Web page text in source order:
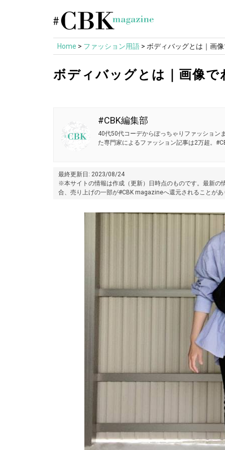
content
Home > ファッション用語 > ボディバッグとは｜画
ボディバッグとは｜画像
#CBK編集部
40代50代コーデからぽっちゃりファッション
た専門家によるファッション記事は2万超。
最終更新日: 2023/08/24
※本サイトの情報は作成（更新）日時点のものです。最新の
合、売り上げの一部が#CBK magazineへ還元されることがあ